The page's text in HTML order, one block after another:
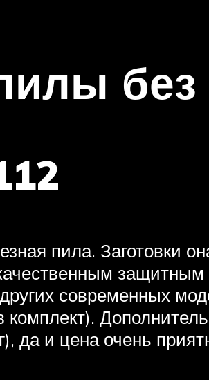
без
пила. Заготовки
защитным
современных
да и цена очень